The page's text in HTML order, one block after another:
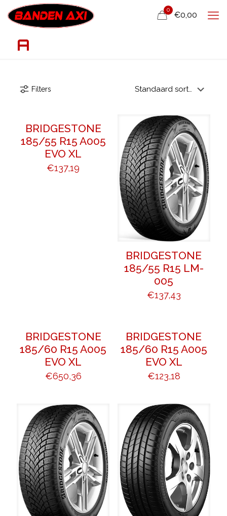
0
€0,00
A
Filters
BRIDGESTONE
185/55 R15 A005
EVO XL
€137,19
BRIDGESTONE
185/55 R15 LM-
005
€137,43
BRIDGESTONE
185/60 R15 A005
EVO XL
€650,36
BRIDGESTONE
185/60 R15 A005
EVO XL
€123,18